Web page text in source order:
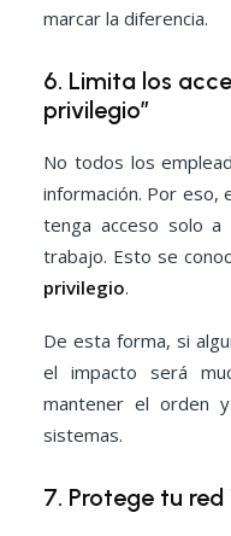
marcar la diferencia.
6. Limita los
privilegio”
No todos los
información. Por eso,
tenga acceso solo
trabajo. Esto se
privilegio.
De esta forma, si
el impacto será
mantener el orden
sistemas.
7. Protege tu red